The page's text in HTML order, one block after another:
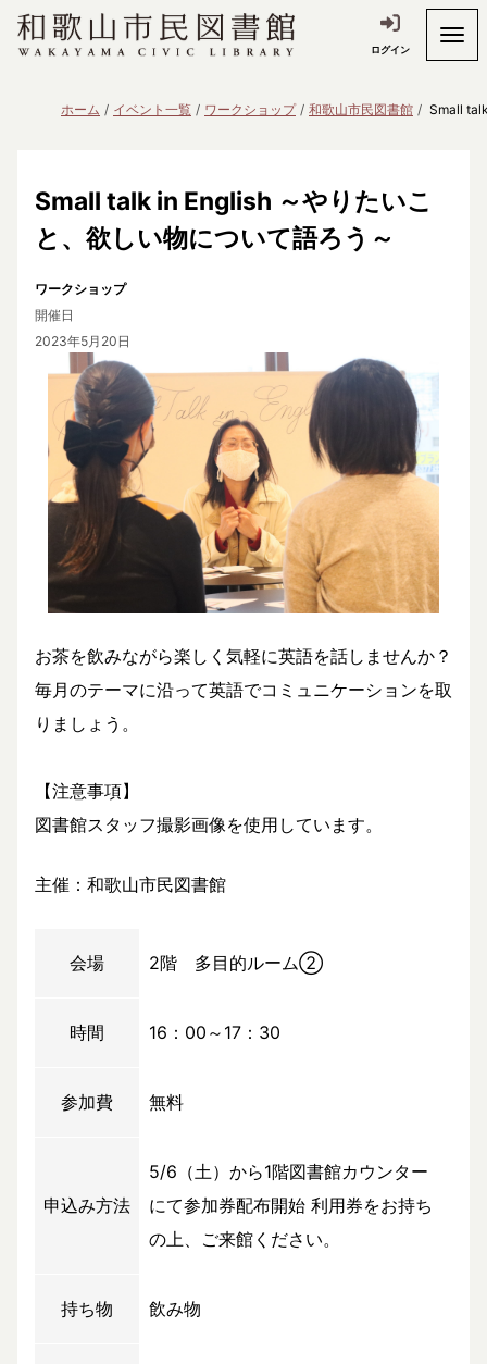
ログイン
ホーム イベント一覧 ワークショップ 和歌山市民図書館 Small
Small talk in English ～やりたいこ
と、欲しい物について語ろう～
ワークショップ
開催日
2023年5月20日
お茶を飲みながら楽しく気軽に英語を話しませんか？
毎月のテーマに沿って英語でコミュニケーションを取
りましょう。
【注意事項】
図書館スタッフ撮影画像を使用しています。
主催：和歌山市民図書館
会場 2階 多目的ルーム②
時間 16：00～17：30
参加費 無料
申込み方法
5/6（土）から1階図書館カウンター
にて参加券配布開始 利用券をお持ち
の上、ご来館ください。
持ち物 飲み物